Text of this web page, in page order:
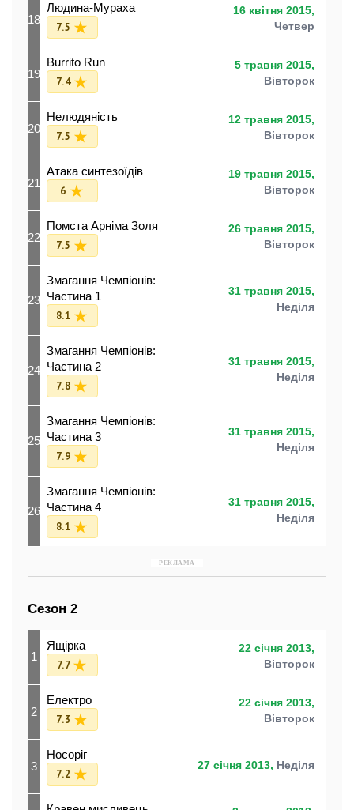
18
Людина-Мураха
7.5
16 квітня 2015,
Четвер
19
Burrito Run
7.4
5 травня 2015,
Вівторок
20
Нелюдяність
7.5
12 травня 2015,
Вівторок
21
Атака синтезоїдів
6
19 травня 2015,
Вівторок
22
Помста Арніма Золя
7.5
26 травня 2015,
Вівторок
23
Змагання Чемпіонів:
Частина 1
8.1
31 травня 2015,
Неділя
24
Змагання Чемпіонів:
Частина 2
7.8
31 травня 2015,
Неділя
25
Змагання Чемпіонів:
Частина 3
7.9
31 травня 2015,
Неділя
26
Змагання Чемпіонів:
Частина 4
8.1
31 травня 2015,
Неділя
РЕКЛАМА
Сезон 2
1
Ящірка
7.7
22 січня 2013,
Вівторок
2
Електро
7.3
22 січня 2013,
Вівторок
3
Носоріг
7.2
27 січня 2013, Неділя